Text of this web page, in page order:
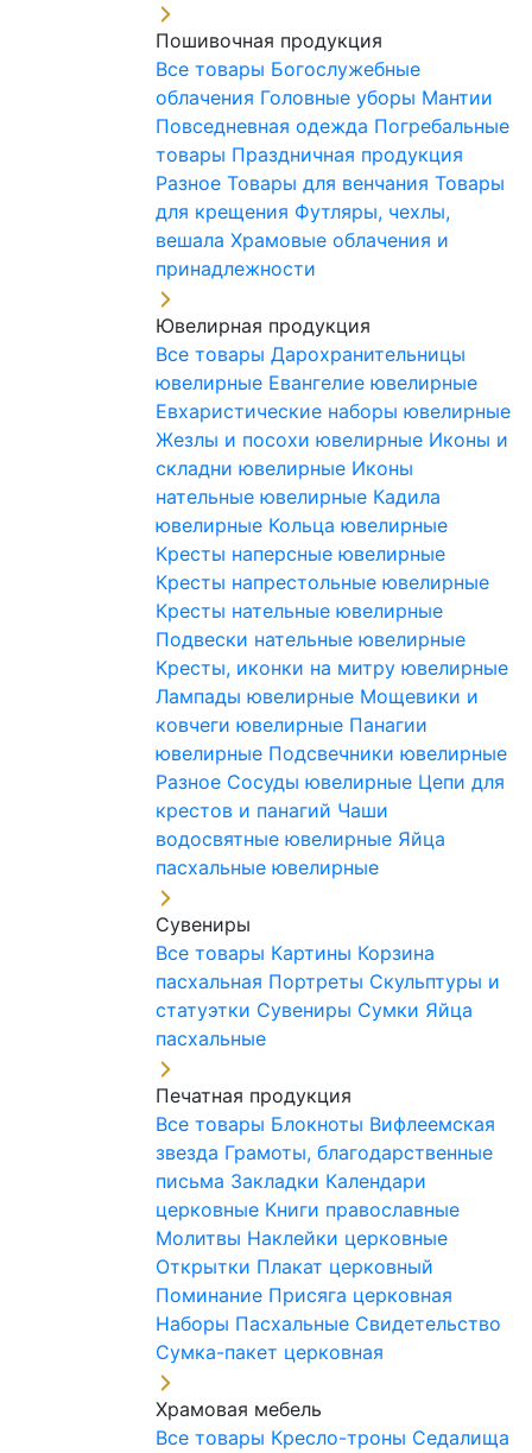
Пошивочная продукция
Все товары Богослужебные
облачения Головные уборы Мантии
Повседневная одежда Погребальные
товары Праздничная продукция
Разное Товары для венчания Товары
для крещения Футляры, чехлы,
вешала Храмовые облачения и
принадлежности
Ювелирная продукция
Все товары Дарохранительницы
ювелирные Евангелие ювелирные
Евхаристические наборы ювелирные
Жезлы и посохи ювелирные Иконы и
складни ювелирные Иконы
нательные ювелирные Кадила
ювелирные Кольца ювелирные
Кресты наперсные ювелирные
Кресты напрестольные ювелирные
Кресты нательные ювелирные
Подвески нательные ювелирные
Кресты, иконки на митру ювелирные
Лампады ювелирные Мощевики и
ковчеги ювелирные Панагии
ювелирные Подсвечники ювелирные
Разное Сосуды ювелирные Цепи для
крестов и панагий Чаши
водосвятные ювелирные Яйца
пасхальные ювелирные
Сувениры
Все товары Картины Корзина
пасхальная Портреты Скульптуры и
статуэтки Сувениры Сумки Яйца
пасхальные
Печатная продукция
Все товары Блокноты Вифлеемская
звезда Грамоты, благодарственные
письма Закладки Календари
церковные Книги православные
Молитвы Наклейки церковные
Открытки Плакат церковный
Поминание Присяга церковная
Наборы Пасхальные Свидетельство
Сумка-пакет церковная
Храмовая мебель
Все товары Кресло-троны Седалища